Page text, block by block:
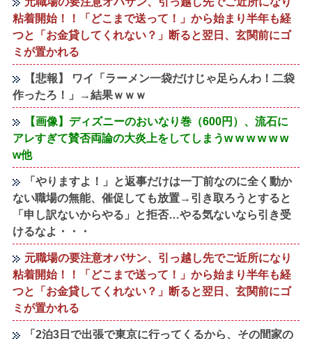
粘着開始！！「どこまで送って！」から始まり半年も経
つと「お金貸してくれない？」断ると翌日、玄関前にゴ
ミが置かれる
【悲報】 ワイ「ラーメン一袋だけじゃ足らんわ！二袋
作ったろ！」→結果ｗｗｗ
【画像】ディズニーのおいなり巻（600円）、流石に
アレすぎて賛否両論の大炎上をしてしまうw w w w w w
w他
「やりますよ！」と返事だけは一丁前なのに全く動か
ない職場の無能、催促しても放置→引き取ろうとすると
「申し訳ないからやる」と拒否…やる気ないなら引き受
けるなよ・・・
元職場の要注意オバサン、引っ越し先でご近所になり
粘着開始！！「どこまで送って！」から始まり半年も経
つと「お金貸してくれない？」断ると翌日、玄関前にゴ
ミが置かれる
「2泊3日で出張で東京に行ってくるから、その間家の